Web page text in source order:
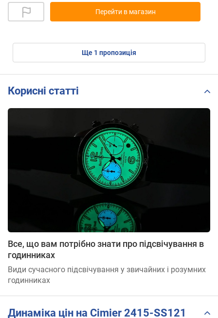
Перейти в магазин
ще 1 пропозиція
Корисні статті
Все, що вам потрібно знати про підсвічування в
годинниках
Види сучасного підсвічування у звичайних і розумних
годинниках
Динаміка цін на Cimier 2415-SS121